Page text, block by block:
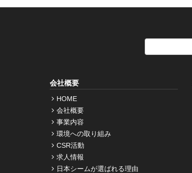
会社概要
HOME
会社概要
事業内容
環境への取り組み
CSR活動
求人情報
日本シームが選ばれる理由